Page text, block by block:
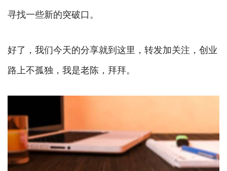
寻找一些新的突破口。
好了，我们今天的分享就到这里，转发加关注，创业
路上不孤独，我是老陈，拜拜。